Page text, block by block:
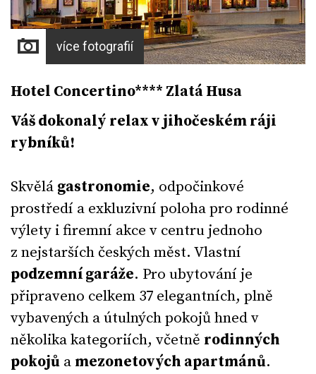
více fotografií
Hotel Concertino**** Zlatá Husa
Váš dokonalý relax v jihočeském ráji
rybníků!
Skvělá gastronomie, odpočinkové
prostředí a exkluzivní poloha pro rodinné
výlety i firemní akce v centru jednoho
z nejstarších českých měst. Vlastní
podzemní garáže. Pro ubytování je
připraveno celkem 37 elegantních, plně
vybavených a útulných pokojů hned v
několika kategoriích, včetně rodinných
pokojů a mezonetových apartmánů.